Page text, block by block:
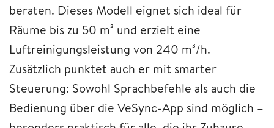
beraten. Dieses Modell eignet sich ideal für
Räume bis zu 50 m² und erzielt eine
Luftreinigungsleistung von 240 m³/h.
Zusätzlich punktet auch er mit smarter
Steuerung: Sowohl Sprachbefehle als auch die
Bedienung über die VeSync-App sind möglich –